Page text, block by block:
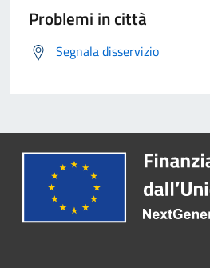
Problemi in città
Segnala disservizio